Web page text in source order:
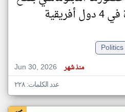
Politics
Jun 30, 2026
منذ شهر
عدد الكلمات: ٢٢٨